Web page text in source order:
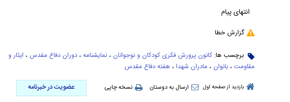
انتهای پیام
گزارش خطا
برچسب ها: کانون پرورش فکری کودکان و نوجوانان ، نمایشنامه‌ ، دوران دفاع مقدس ، ایثار و
مقاومت ، بانوان ، مادران شهدا ، هفته دفاع مقدس
بازدید از صفحه اول ارسال به دوستان نسخه چاپی عضویت در خبرنامه